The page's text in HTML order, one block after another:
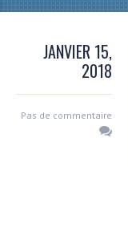
JANVIER 15,
2018
Pas de commentaire